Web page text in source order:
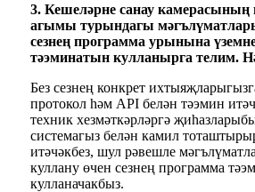
3. Кешеләрне санау камерасының
агымы турындагы
сезнең программа урынына
тәэминатын кулланырга телим.
Без сезнең конкрет
протокол һәм API белән тәэмин
техник хезмәткәрләргә
системагыз белән камил
итәчәкбез, шул рәвешле
куллану өчен сезнең программа
кулланачакбыз.